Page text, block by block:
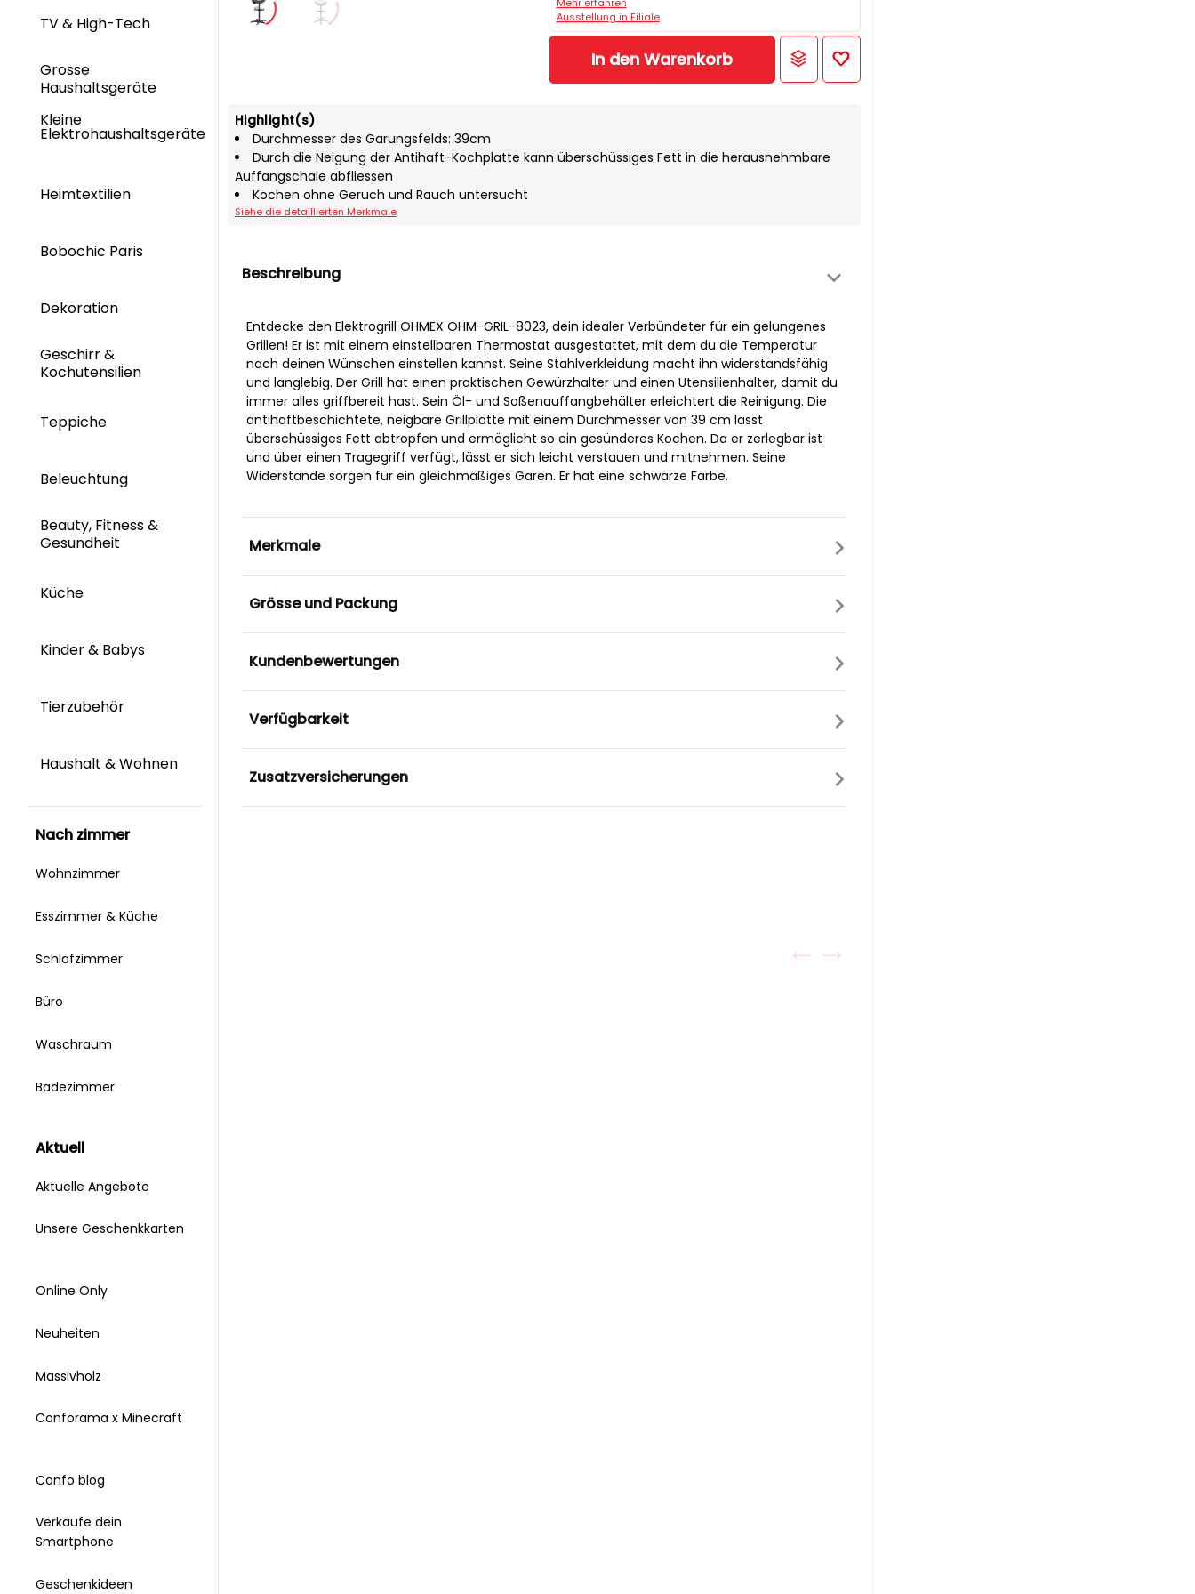
TV & High-Tech
Grosse
Haushaltsgeräte
Kleine
Elektrohaushaltsgeräte
Heimtextilien
Bobochic Paris
Dekoration
Geschirr &
Kochutensilien
Teppiche
Beleuchtung
Beauty, Fitness &
Gesundheit
Küche
Kinder & Babys
Tierzubehör
Haushalt & Wohnen
nach zimmer
Wohnzimmer
Esszimmer & Küche
Schlafzimmer
Büro
Waschraum
Badezimmer
aktuell
Aktuelle Angebote
Unsere Geschenkkarten
Online Only
Neuheiten
Massivholz
Conforama x Minecraft
Confo blog
Verkaufe dein
Smartphone
Geschenkideen
Ausstellung in Filiale
In den Warenkorb
Highlight(s)
Durchmesser des Garungsfelds: 39cm
Durch die Neigung der Antihaft-Kochplatte kann überschüssiges Fett in die herausnehmbare
Auffangschale abfliessen
Kochen ohne Geruch und Rauch untersucht
Siehe die detaillierten Merkmale
Beschreibung
Entdecke den Elektrogrill OHMEX OHM-GRIL-8023, dein idealer Verbündeter für ein gelungenes
Grillen! Er ist mit einem einstellbaren Thermostat ausgestattet, mit dem du die Temperatur
nach deinen Wünschen einstellen kannst. Seine Stahlverkleidung macht ihn widerstandsfähig
und langlebig. Der Grill hat einen praktischen Gewürzhalter und einen Utensilienhalter, damit du
immer alles griffbereit hast. Sein Öl- und Soßenauffangbehälter erleichtert die Reinigung. Die
antihaftbeschichtete, neigbare Grillplatte mit einem Durchmesser von 39 cm lässt
überschüssiges Fett abtropfen und ermöglicht so ein gesünderes Kochen. Da er zerlegbar ist
und über einen Tragegriff verfügt, lässt er sich leicht verstauen und mitnehmen. Seine
Widerstände sorgen für ein gleichmäßiges Garen. Er hat eine schwarze Farbe.
Merkmale
Grösse und Packung
Kundenbewertungen
Verfügbarkeit
Zusatzversicherungen